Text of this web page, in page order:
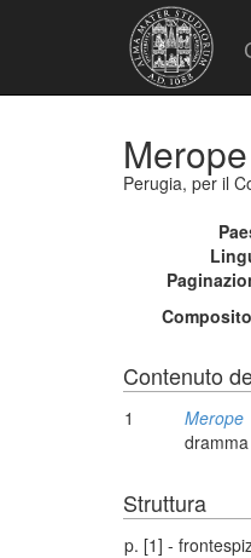
Merope
Perugia, per il
Contenuto
1
Merope
Struttura
p. [1] -